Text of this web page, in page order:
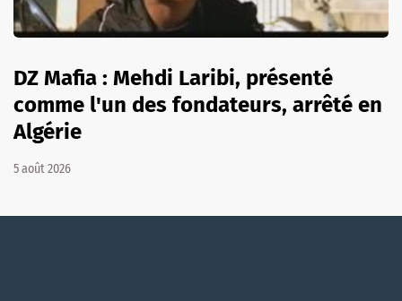
DZ Mafia : Mehdi Laribi, présenté
comme l'un des fondateurs, arrêté en
Algérie
5 août 2026